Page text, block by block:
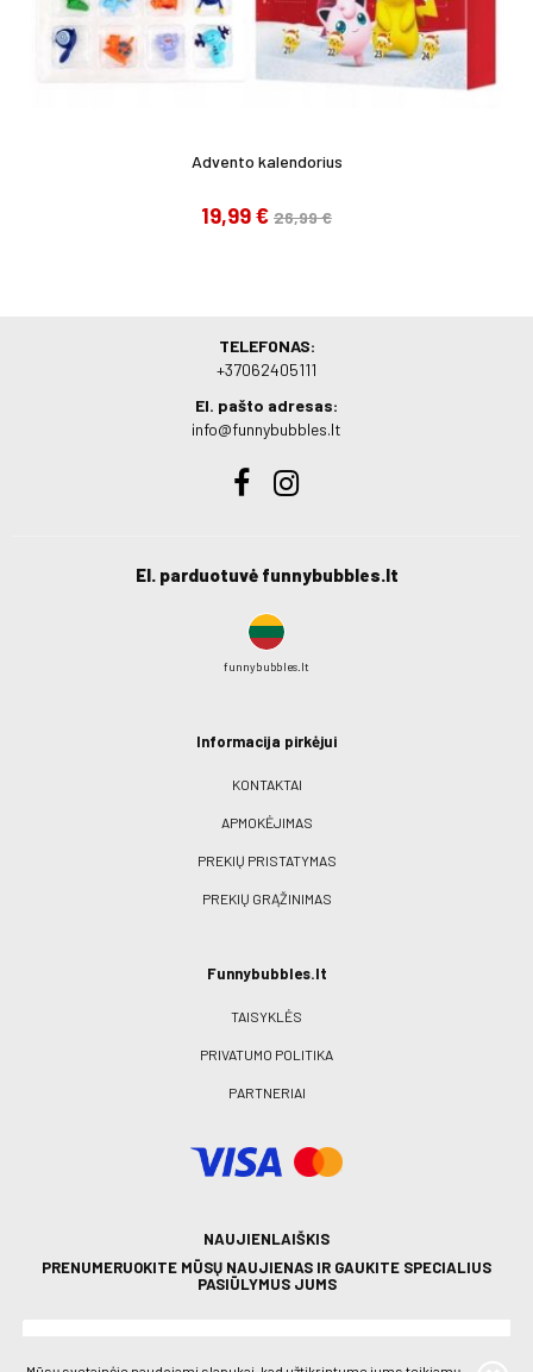
Advento kalendorius
19,99 € 26,99 €
TELEFONAS:
+37062405111
El. pašto adresas:
info@funnybubbles.lt
El. parduotuvė funnybubbles.lt
funnybubbles.lt
Informacija pirkėjui
KONTAKTAI
APMOKĖJIMAS
PREKIŲ PRISTATYMAS
PREKIŲ GRĄŽINIMAS
Funnybubbles.lt
TAISYKLĖS
PRIVATUMO POLITIKA
PARTNERIAI
NAUJIENLAIŠKIS
PRENUMERUOKITE MŪSŲ NAUJIENAS IR GAUKITE SPECIALIUS
PASIŪLYMUS JUMS